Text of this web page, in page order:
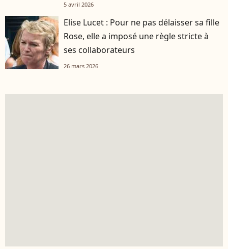
5 avril 2026
Elise Lucet : Pour ne pas délaisser sa fille
Rose, elle a imposé une règle stricte à
ses collaborateurs
26 mars 2026